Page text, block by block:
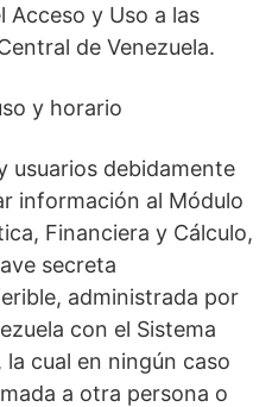
Acceso y Uso a las
de Venezuela.
y horario
usuarios debidamente
información al Módulo
Financiera y Cálculo,
secreta
administrada por
con el Sistema
cual en ningún caso
a otra persona o